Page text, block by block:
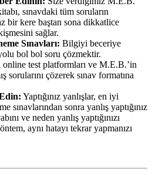
sınavdaki tüm soruların
bir kere baştan sona dikkatlice
sağlar.
Sınavları: Bilgiyi beceriye
bol bol soru çözmektir.
online test platformları ve M.E.B.’in
sorularını çözerek sınav formatına
Yaptığınız yanlışlar, en iyi
sınavlarından sonra yanlış yaptığınız
ve neden yanlış yaptığınızı
aynı hatayı tekrar yapmanızı